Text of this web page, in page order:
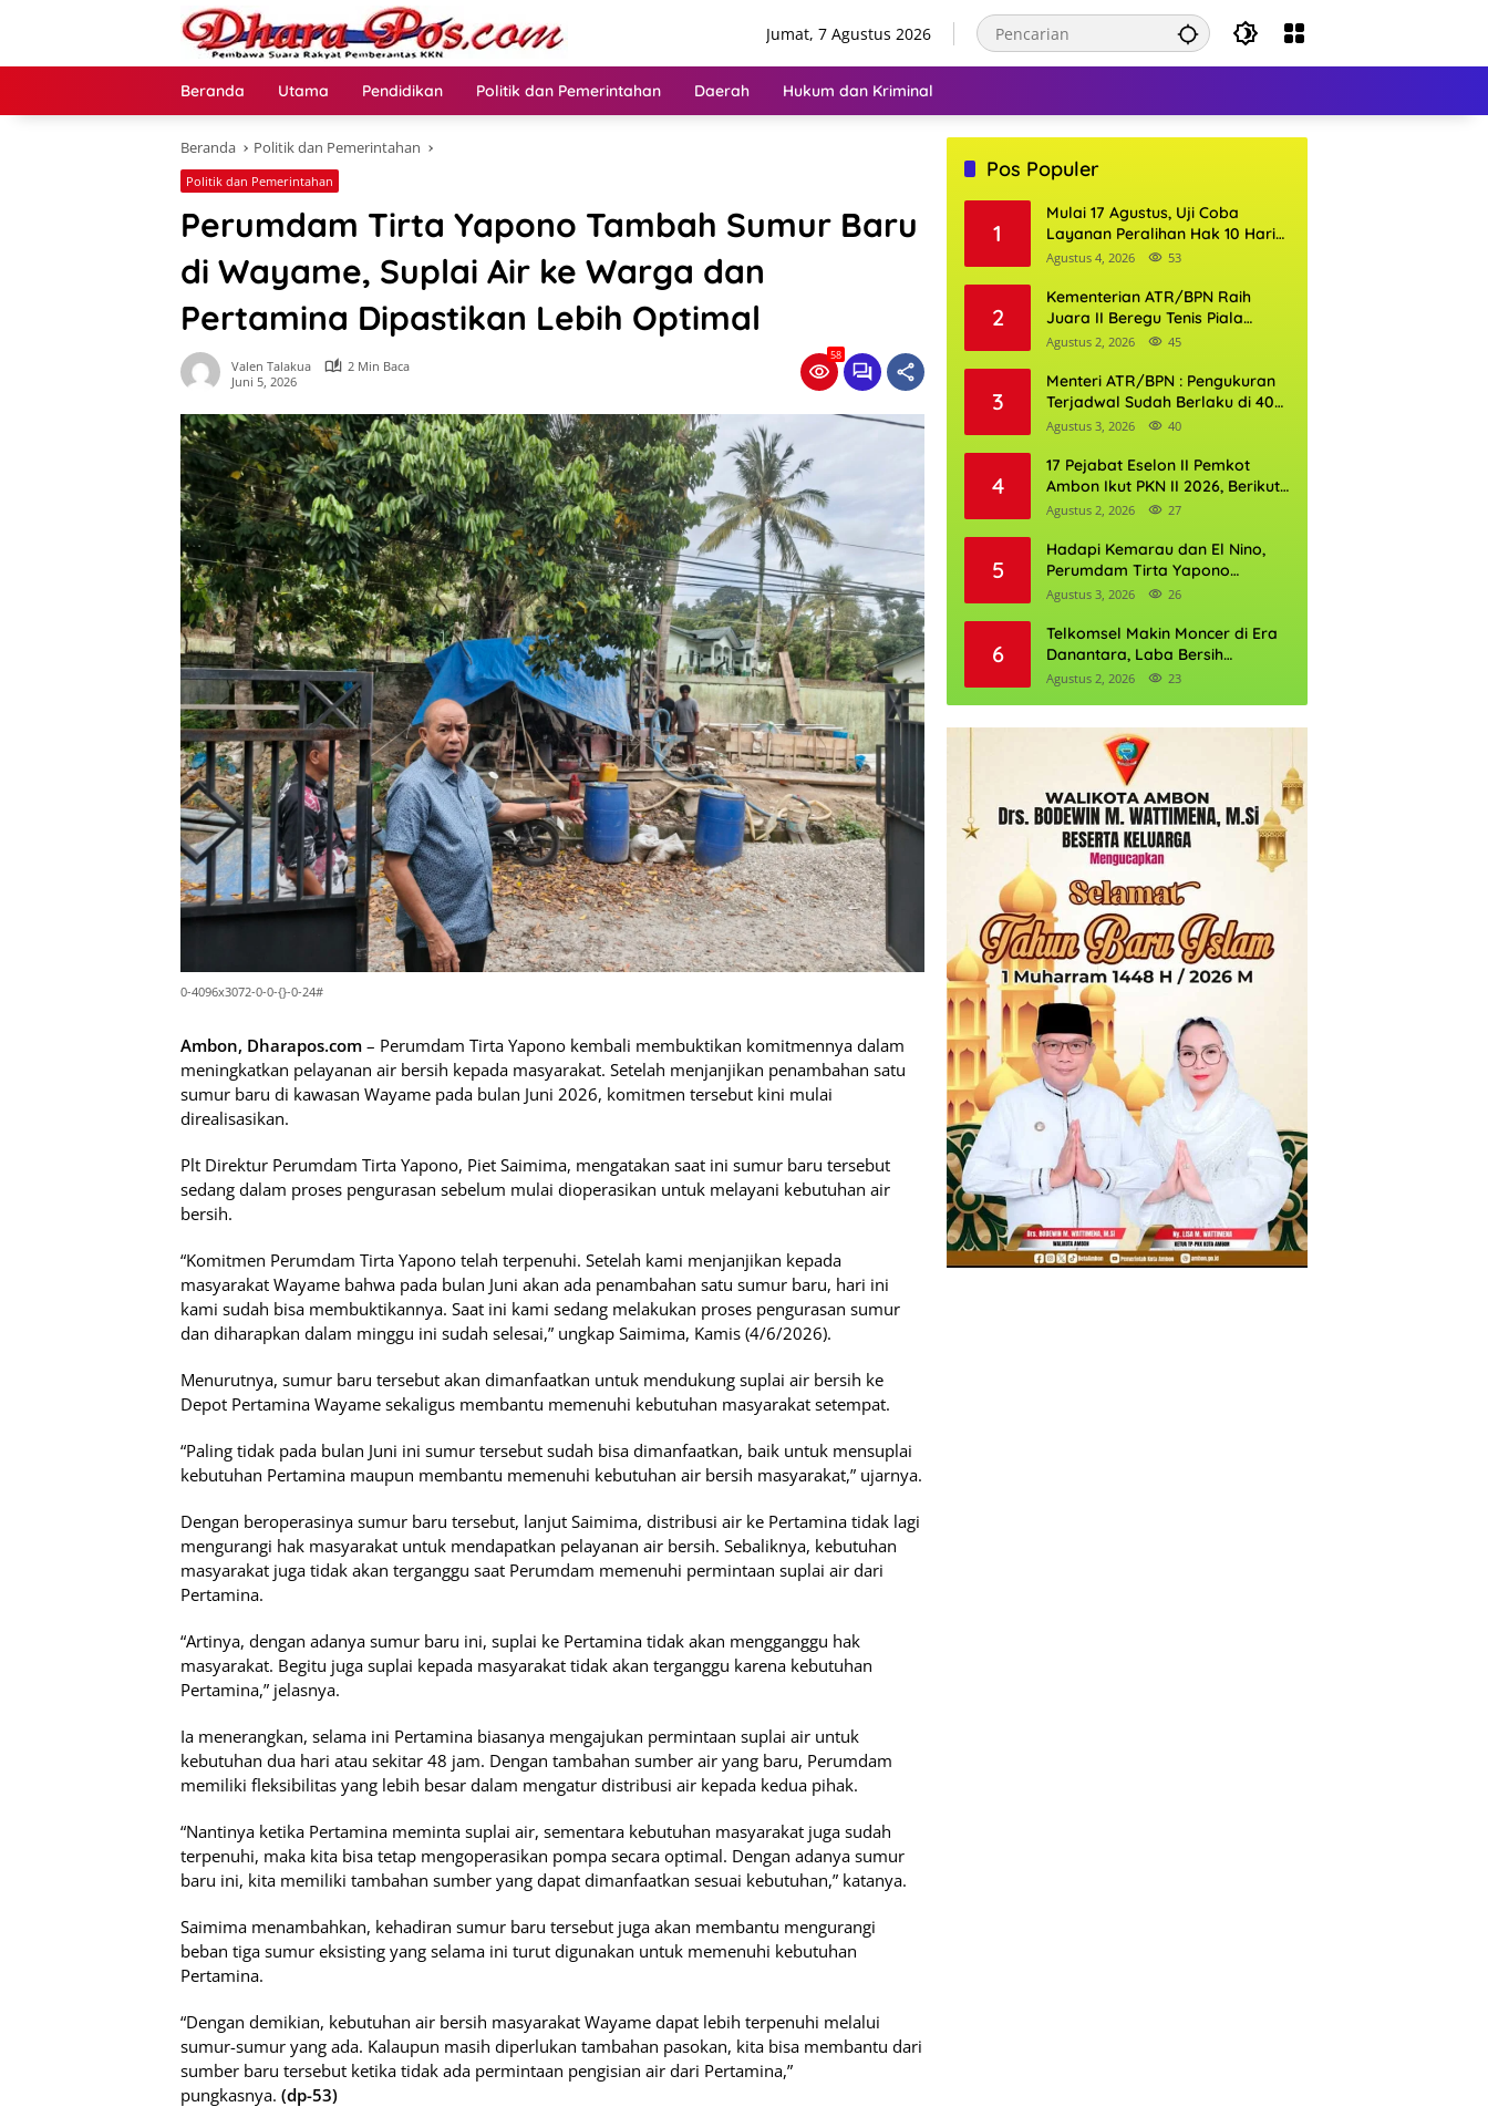
Jumat, 7 Agustus 2026
Beranda Utama Pendidikan Politik dan Pemerintahan Daerah Hukum dan Kriminal
Beranda Politik dan Pemerintahan
Politik dan Pemerintahan
Perumdam Tirta Yapono Tambah Sumur Baru
di Wayame, Suplai Air ke Warga dan
Pertamina Dipastikan Lebih Optimal
Valen Talakua
2 Min Baca
Juni 5, 2026
58
0-4096x3072-0-0-{}-0-24#
Ambon, Dharapos.com – Perumdam Tirta Yapono kembali membuktikan komitmennya dalam
meningkatkan pelayanan air bersih kepada masyarakat. Setelah menjanjikan penambahan satu
sumur baru di kawasan Wayame pada bulan Juni 2026, komitmen tersebut kini mulai
direalisasikan.
Plt Direktur Perumdam Tirta Yapono, Piet Saimima, mengatakan saat ini sumur baru tersebut
sedang dalam proses pengurasan sebelum mulai dioperasikan untuk melayani kebutuhan air
bersih.
“Komitmen Perumdam Tirta Yapono telah terpenuhi. Setelah kami menjanjikan kepada
masyarakat Wayame bahwa pada bulan Juni akan ada penambahan satu sumur baru, hari ini
kami sudah bisa membuktikannya. Saat ini kami sedang melakukan proses pengurasan sumur
dan diharapkan dalam minggu ini sudah selesai,” ungkap Saimima, Kamis (4/6/2026).
Menurutnya, sumur baru tersebut akan dimanfaatkan untuk mendukung suplai air bersih ke
Depot Pertamina Wayame sekaligus membantu memenuhi kebutuhan masyarakat setempat.
“Paling tidak pada bulan Juni ini sumur tersebut sudah bisa dimanfaatkan, baik untuk mensuplai
kebutuhan Pertamina maupun membantu memenuhi kebutuhan air bersih masyarakat,” ujarnya.
Dengan beroperasinya sumur baru tersebut, lanjut Saimima, distribusi air ke Pertamina tidak lagi
mengurangi hak masyarakat untuk mendapatkan pelayanan air bersih. Sebaliknya, kebutuhan
masyarakat juga tidak akan terganggu saat Perumdam memenuhi permintaan suplai air dari
Pertamina.
“Artinya, dengan adanya sumur baru ini, suplai ke Pertamina tidak akan mengganggu hak
masyarakat. Begitu juga suplai kepada masyarakat tidak akan terganggu karena kebutuhan
Pertamina,” jelasnya.
Ia menerangkan, selama ini Pertamina biasanya mengajukan permintaan suplai air untuk
kebutuhan dua hari atau sekitar 48 jam. Dengan tambahan sumber air yang baru, Perumdam
memiliki fleksibilitas yang lebih besar dalam mengatur distribusi air kepada kedua pihak.
“Nantinya ketika Pertamina meminta suplai air, sementara kebutuhan masyarakat juga sudah
terpenuhi, maka kita bisa tetap mengoperasikan pompa secara optimal. Dengan adanya sumur
baru ini, kita memiliki tambahan sumber yang dapat dimanfaatkan sesuai kebutuhan,” katanya.
Saimima menambahkan, kehadiran sumur baru tersebut juga akan membantu mengurangi
beban tiga sumur eksisting yang selama ini turut digunakan untuk memenuhi kebutuhan
Pertamina.
“Dengan demikian, kebutuhan air bersih masyarakat Wayame dapat lebih terpenuhi melalui
sumur-sumur yang ada. Kalaupun masih diperlukan tambahan pasokan, kita bisa membantu dari
sumber baru tersebut ketika tidak ada permintaan pengisian air dari Pertamina,”
pungkasnya. (dp-53)
Pos Populer
1
Mulai 17 Agustus, Uji Coba
Layanan Peralihan Hak 10 Hari
di 15 Kantor Pertanahan
Agustus 4, 2026 53
2
Kementerian ATR/BPN Raih
Juara II Beregu Tenis Piala
Gubernur DKI Jakarta 2026
Agustus 2, 2026 45
3
Menteri ATR/BPN : Pengukuran
Terjadwal Sudah Berlaku di 400
Kantor Pertanahan
Agustus 3, 2026 40
4
17 Pejabat Eselon II Pemkot
Ambon Ikut PKN II 2026, Berikut
Daftarnya
Agustus 2, 2026 27
5
Hadapi Kemarau dan El Nino,
Perumdam Tirta Yapono
Perkuat Cadangan Air Ambon
Agustus 3, 2026 26
6
Telkomsel Makin Moncer di Era
Danantara, Laba Bersih
Semester I 2026 Tembus Rp10,4
Agustus 2, 2026 23